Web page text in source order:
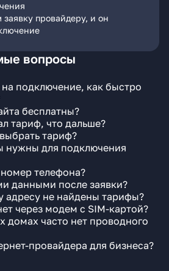
провайдеру, и он
вопросы
подключение, как быстро
бесплатны?
тариф, что дальше?
тариф?
нужны для подключения
телефона?
данными после заявки?
адресу не найдены тарифы?
через модем с SIM-картой?
домах часто нет проводного
провайдера для бизнеса?